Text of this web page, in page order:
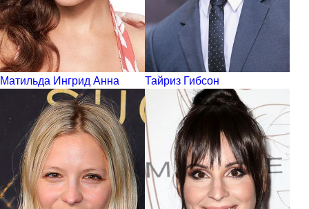
Матильда Ингрид Анна Тайриз Гибсон